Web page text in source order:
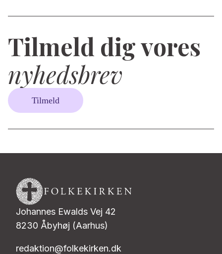
Tilmeld dig vores
nyhedsbrev
Tilmeld
Johannes Ewalds Vej 42
8230 Åbyhøj (Aarhus)
redaktion@folkekirken.dk